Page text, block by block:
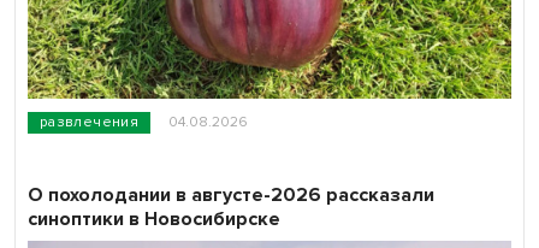
развлечения 04.08.2026
О похолодании в августе-2026 рассказали
синоптики в Новосибирске